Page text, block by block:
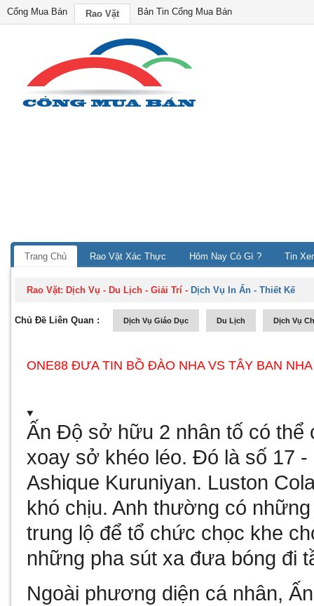
Cổng Mua Bán Rao Vặt Bản Tin Cổng Mua Bán
Trang Chủ Rao Vặt Xác Thực Hôm Nay Có Gì ? Tin
Rao Vặt: Dịch Vụ - Du Lịch - Giải Trí - Dịch Vụ In Ấn - Thiết Kế
Chủ Đề Liên Quan : Dịch Vụ Giáo Dục Du Lịch Dịch Vụ
ONE88 ĐƯA TIN BỒ ĐÀO NHA VS TÂY BAN
Ấn Độ sở hữu 2 nhân tố có thể
xoay sở khéo léo. Đó là số 17
Ashique Kuruniyan. Luston
khó chịu. Anh thường có
trung lộ để tổ chức chọc khe
những pha sút xa đưa bóng đi
Ngoài phương diện cá nhân,